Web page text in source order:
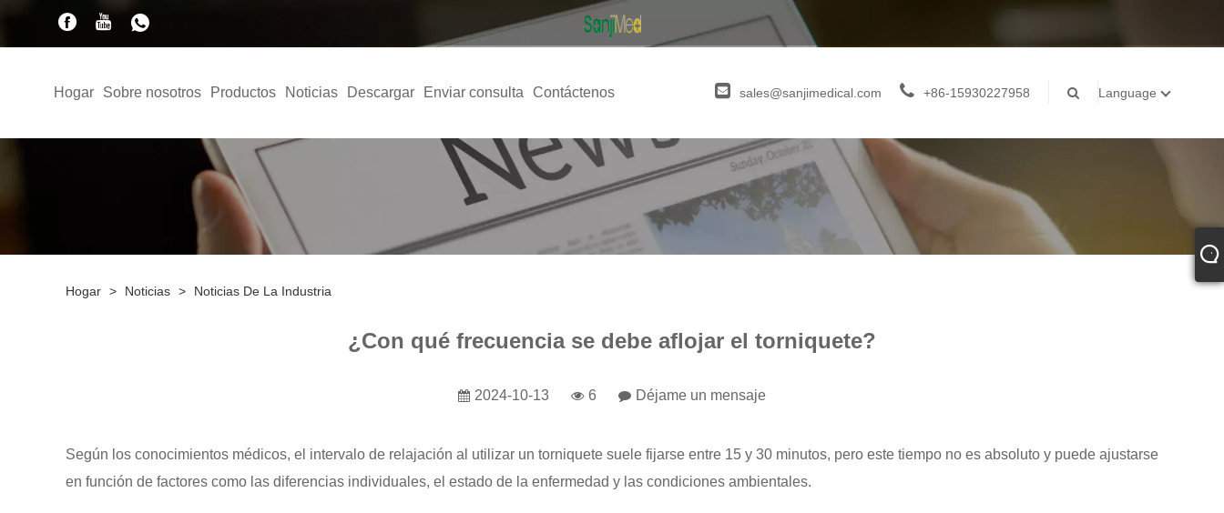
Hogar Sobre nosotros Productos Noticias Descargar Enviar consulta Contáctenos sales@sanjimedical.com +86-15930227958 Language
Hogar > Noticias > Noticias De La Industria
¿Con qué frecuencia se debe aflojar el torniquete?
2024-10-13 6 Déjame un mensaje
Según los conocimientos médicos, el intervalo de relajación al utilizar un torniquete suele fijarse entre 15 y 30 minutos, pero este tiempo no es absoluto y puede ajustarse
en función de factores como las diferencias individuales, el estado de la enfermedad y las condiciones ambientales.